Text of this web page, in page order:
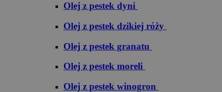
Olej z pestek dyni
Olej z pestek dzikiej róży
Olej z pestek granatu
Olej z pestek moreli
Olej z pestek winogron